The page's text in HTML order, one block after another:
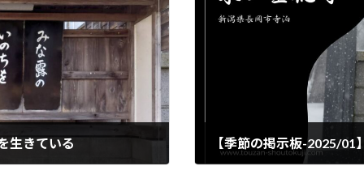
生きている 【季節の掲示板-2025/